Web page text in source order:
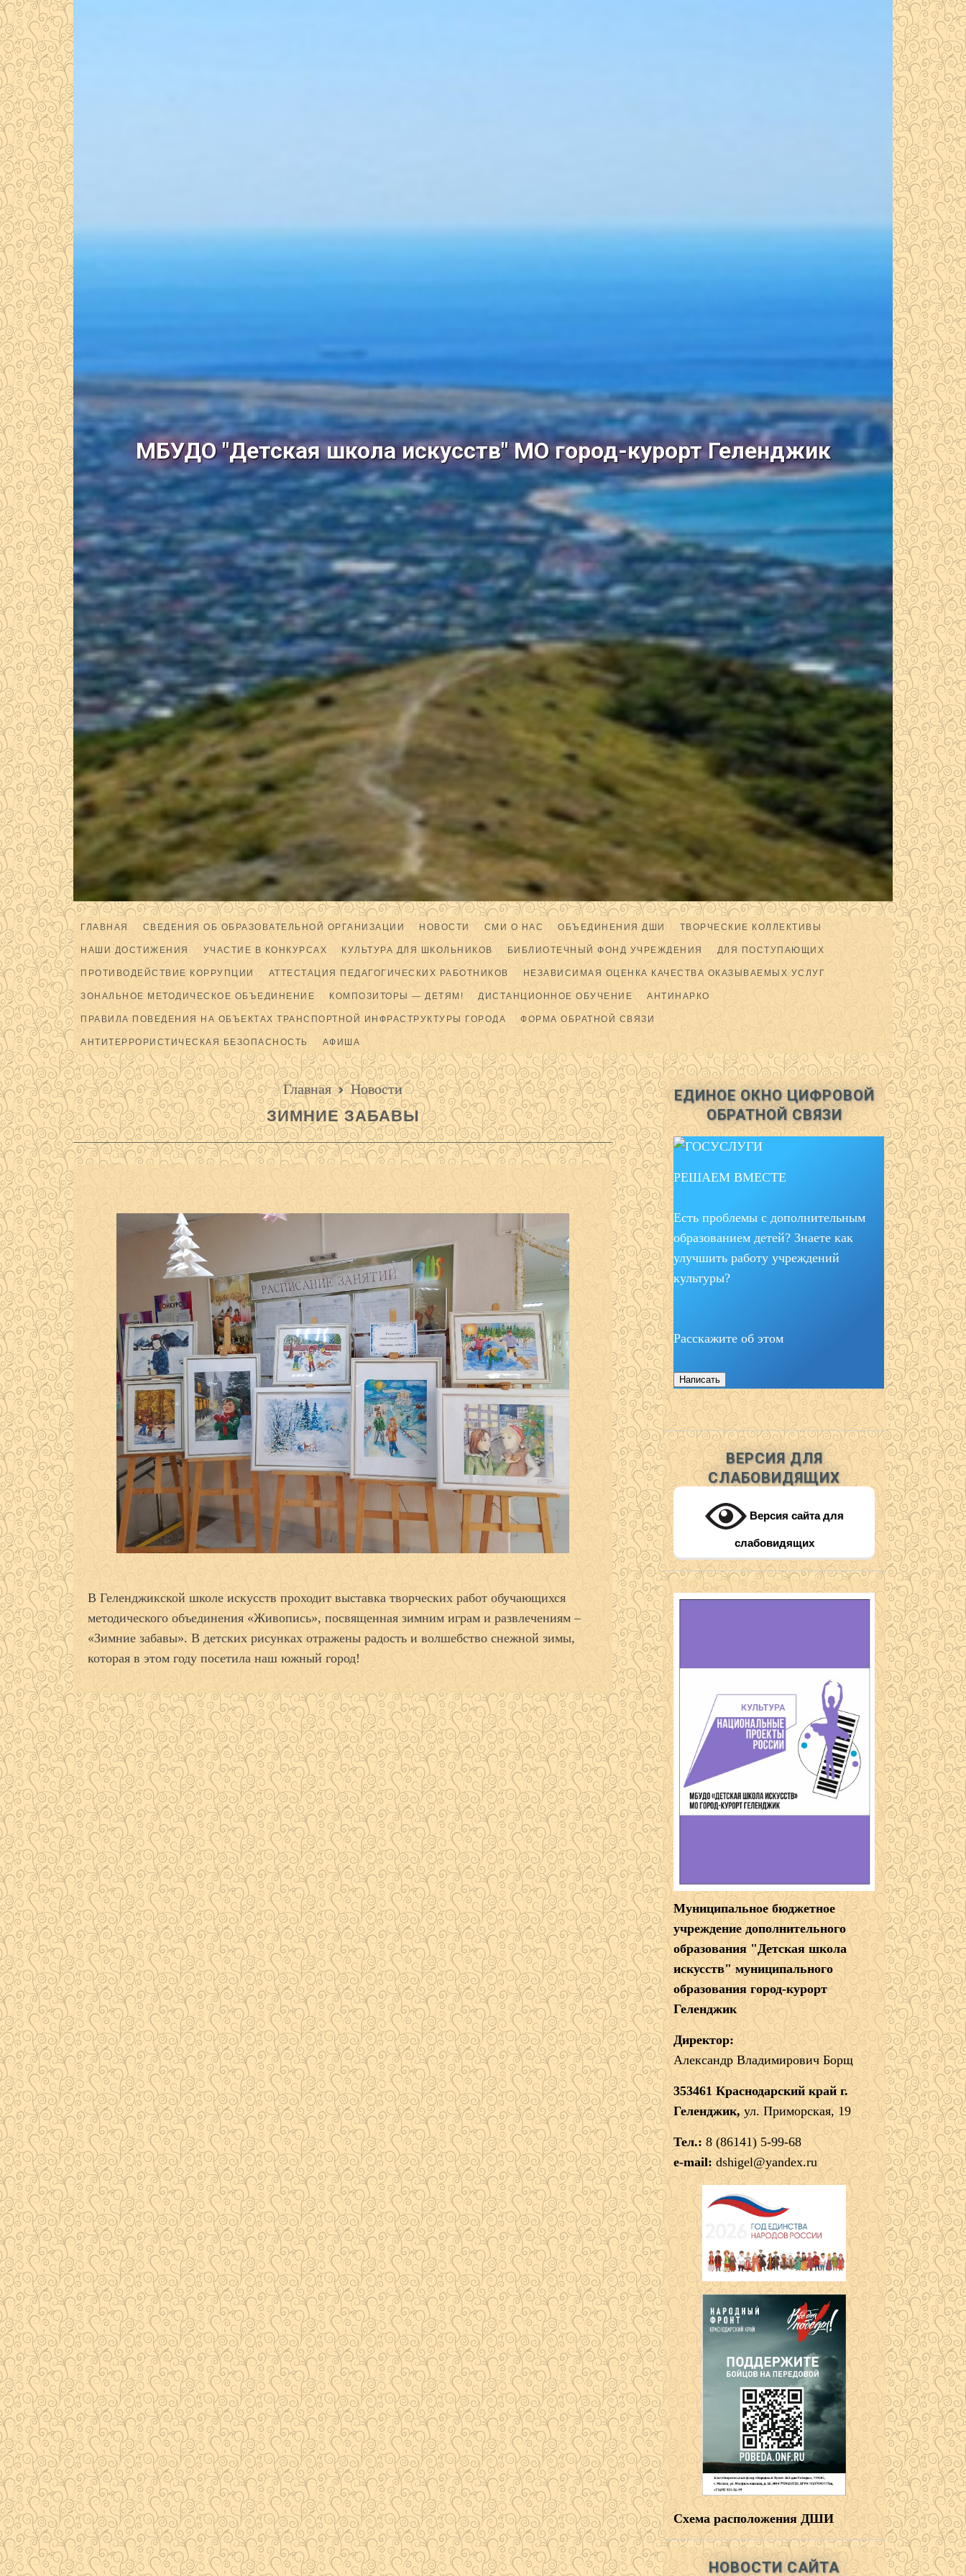
МБУДО "Детская школа искусств" МО город-курорт Геленджик
ГЛАВНАЯ СВЕДЕНИЯ ОБ ОБРАЗОВАТЕЛЬНОЙ ОРГАНИЗАЦИИ НОВОСТИ СМИ О НАС ОБЪЕДИНЕНИЯ ДШИ ТВОРЧЕСКИЕ КОЛЛЕКТИВЫ
НАШИ ДОСТИЖЕНИЯ УЧАСТИЕ В КОНКУРСАХ КУЛЬТУРА ДЛЯ ШКОЛЬНИКОВ БИБЛИОТЕЧНЫЙ ФОНД УЧРЕЖДЕНИЯ ДЛЯ ПОСТУПАЮЩИХ
ПРОТИВОДЕЙСТВИЕ КОРРУПЦИИ АТТЕСТАЦИЯ ПЕДАГОГИЧЕСКИХ РАБОТНИКОВ НЕЗАВИСИМАЯ ОЦЕНКА КАЧЕСТВА ОКАЗЫВАЕМЫХ УСЛУГ
ЗОНАЛЬНОЕ МЕТОДИЧЕСКОЕ ОБЪЕДИНЕНИЕ КОМПОЗИТОРЫ — ДЕТЯМ! ДИСТАНЦИОННОЕ ОБУЧЕНИЕ АНТИНАРКО
ПРАВИЛА ПОВЕДЕНИЯ НА ОБЪЕКТАХ ТРАНСПОРТНОЙ ИНФРАСТРУКТУРЫ ГОРОДА ФОРМА ОБРАТНОЙ СВЯЗИ
АНТИТЕРРОРИСТИЧЕСКАЯ БЕЗОПАСНОСТЬ АФИША
Главная Новости
ЗИМНИЕ ЗАБАВЫ
В Геленджикской школе искусств проходит выставка творческих работ обучающихся
методического объединения «Живопись», посвященная зимним играм и развлечениям –
«Зимние забавы». В детских рисунках отражены радость и волшебство снежной зимы,
которая в этом году посетила наш южный город!
ЕДИНОЕ ОКНО ЦИФРОВОЙ
ОБРАТНОЙ СВЯЗИ
РЕШАЕМ ВМЕСТЕ
Есть проблемы с дополнительным
образованием детей? Знаете как
улучшить работу учреждений
культуры?
Расскажите об этом
Написать
ВЕРСИЯ ДЛЯ
СЛАБОВИДЯЩИХ
Версия сайта для
слабовидящих
Муниципальное бюджетное
учреждение дополнительного
образования "Детская школа
искусств" муниципального
образования город-курорт
Геленджик
Директор:
Александр Владимирович Борщ
353461 Краснодарский край г.
Геленджик, ул. Приморская, 19
Тел.: 8 (86141) 5-99-68
e-mail: dshigel@yandex.ru
Схема расположения ДШИ
НОВОСТИ САЙТА